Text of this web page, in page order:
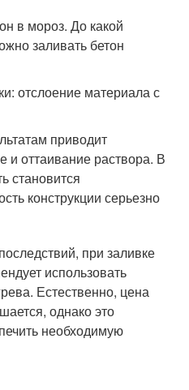
отслоение материала с
приводит
и оттаивание раствора. В
становится
конструкции серьезно
при заливке
использовать
Естественно, цена
однако это
необходимую